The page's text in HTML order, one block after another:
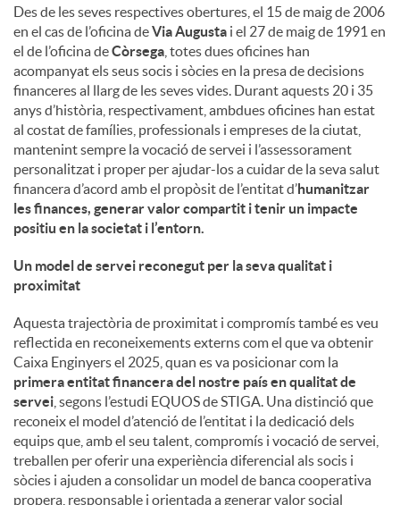
u
t
s
Des de les seves respectives obertures, el 15 de maig de 2006
en el cas de l’oficina deVia Augusta i el 27 de maig de 1991 en
el de l’oficina deCòrsega , totes dues oficines han
acompanyat els seus socis i sòcies en la presa de decisions
financeres al llarg de les seves vides. Durant aquests 20 i 35
anys d’història, respectivament, ambdues oficines han estat
al costat de famílies, professionals i empreses de la ciutat,
mantenint sempre la vocació de servei i l’assessorament
personalitzat i proper per ajudar-los a cuidar de la seva salut
financera d’acord amb el propòsit de l’entitat d’humanitzar
les finances, generar valor compartit i tenir un impacte
positiu en la societat i l’entorn.
Un model de servei reconegut per la seva qualitat i
proximitat
Aquesta trajectòria de proximitat i compromís també es veu
reflectida en reconeixements externs com el que va obtenir
Caixa Enginyers el 2025, quan es va posicionar com la
primera entitat financera del nostre país en qualitat de
servei , segons l’estudi EQUOS de STIGA. Una distinció que
reconeix el model d’atenció de l’entitat i la dedicació dels
equips que, amb el seu talent, compromís i vocació de servei,
treballen per oferir una experiència diferencial als socis i
sòcies i ajuden a consolidar un model de banca cooperativa
propera, responsable i orientada a generar valor social